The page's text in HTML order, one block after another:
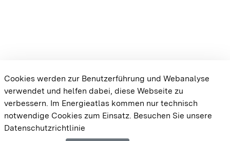
{{#displayPraxisbeispielMap}} {{{body}}}
{{/displayPraxisbeispielMap}}
Cookie-EinstellungenBarrierefreiheit
Cookies werden zur Benutzerführung und Webanalyse
verwendet und helfen dabei, diese Webseite zu
verbessern. Im Energieatlas kommen nur technisch
notwendige Cookies zum Einsatz. Besuchen Sie unsere
Datenschutzrichtlinie